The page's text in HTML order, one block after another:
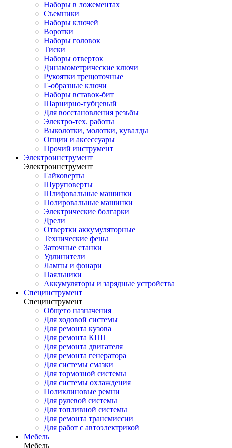
Наборы в ложементах
Съемники
Наборы ключей
Воротки
Наборы головок
Тиски
Наборы отверток
Динамометрические ключи
Рукоятки трещоточные
Г-образные ключи
Наборы вставок-бит
Шарнирно-губцевый
Для восстановления резьбы
Электро-тех. работы
Выколотки, молотки, кувалды
Опции и аксессуары
Прочий инструмент
Электроинструмент
Электроинструмент
Гайковерты
Шуруповерты
Шлифовальные машинки
Полировальные машинки
Электрические болгарки
Дрели
Отвертки аккумуляторные
Технические фены
Заточные станки
Удлинители
Лампы и фонари
Паяльники
Аккумуляторы и зарядные устройства
Специнструмент
Специнструмент
Общего назначения
Для ходовой системы
Для ремонта кузова
Для ремонта КПП
Для ремонта двигателя
Для ремонта генератора
Для системы смазки
Для тормозной системы
Для системы охлаждения
Поликлиновые ремни
Для рулевой системы
Для топливной системы
Для ремонта трансмиссии
Для работ с автоэлектрикой
Мебель
Мебель